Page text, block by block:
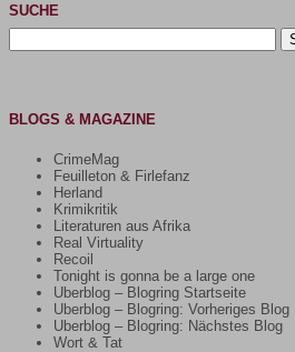
SUCHE
Suchen
nach:
BLOGS & MAGAZINE
CrimeMag
Feuilleton & Firlefanz
Herland
Krimikritik
Literaturen aus Afrika
Real Virtuality
Recoil
Tonight is gonna be a large one
Uberblog – Blogring Startseite
Uberblog – Blogring: Vorheriges Blog
Uberblog – Blogring: Nächstes Blog
Wort & Tat